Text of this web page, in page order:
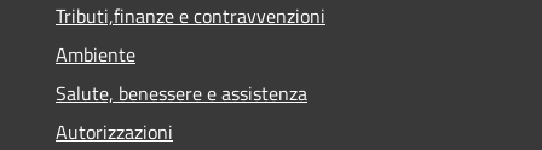
Tributi,finanze e contravvenzioni
Ambiente
Salute, benessere e assistenza
Autorizzazioni